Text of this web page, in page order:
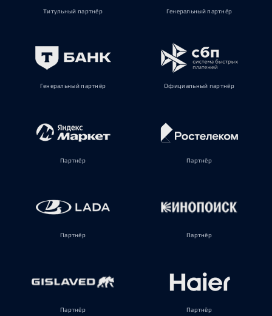
Титульный партнёр Генеральный партнёр
Генеральный партнёр Официальный партнёр
Партнёр Партнёр
Партнёр Партнёр
Партнёр Партнёр